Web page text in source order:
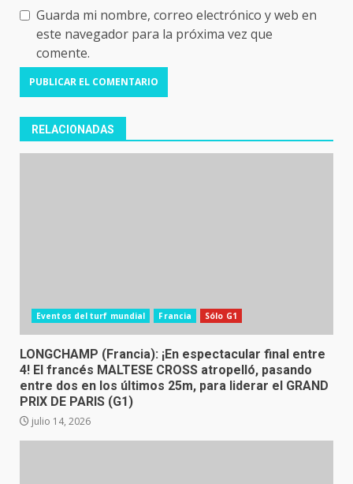
Guarda mi nombre, correo electrónico y web en
este navegador para la próxima vez que
comente.
RELACIONADAS
Eventos del turf mundial Francia Sólo G1
LONGCHAMP (Francia): ¡En espectacular final entre
4! El francés MALTESE CROSS atropelló, pasando
entre dos en los últimos 25m, para liderar el GRAND
PRIX DE PARIS (G1)
julio 14, 2026